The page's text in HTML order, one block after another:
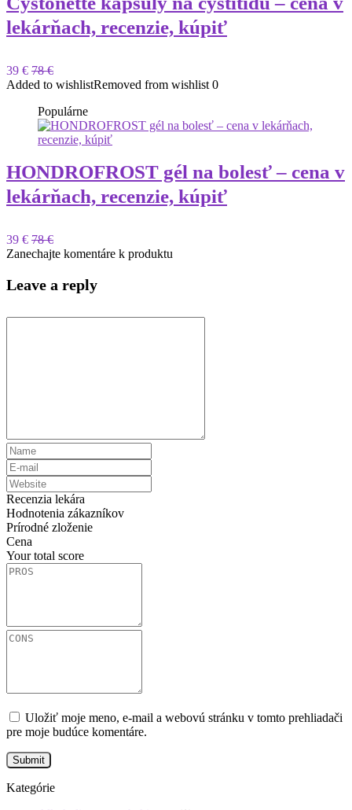
lekárňach, recenzie, kúpiť
39 € 78 €
Added to wishlistRemoved from wishlist 0
Populárne
HONDROFROST gél na bolesť – cena v
lekárňach, recenzie, kúpiť
39 € 78 €
Zanechajte komentáre k produktu
Leave a reply
Recenzia lekára
Hodnotenia zákazníkov
Prírodné zloženie
Cena
Your total score
Uložiť moje meno, e-mail a webovú stránku v tomto prehliadači
pre moje budúce komentáre.
Kategórie